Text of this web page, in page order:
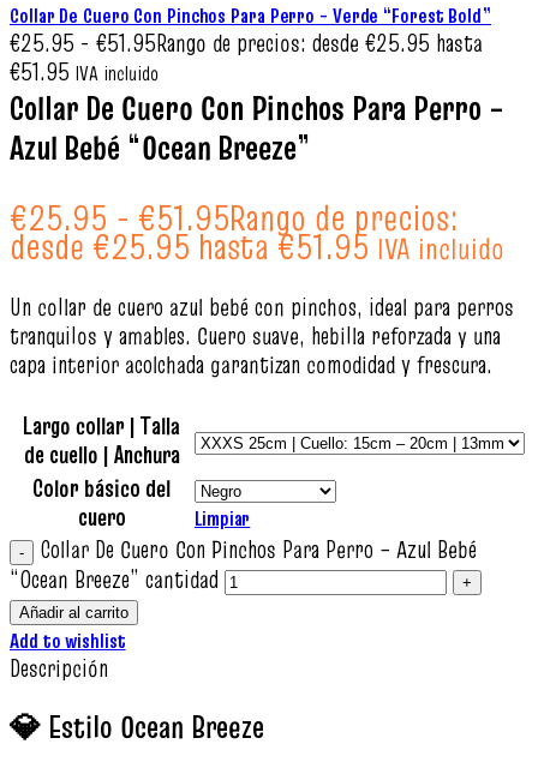
Collar De Cuero Con Pinchos Para Perro – Verde “Forest Bold”
€25.95 - €51.95Rango de precios: desde €25.95 hasta
€51.95 IVA incluido
Collar De Cuero Con Pinchos Para Perro –
Azul Bebé “Ocean Breeze”
€25.95 - €51.95Rango de precios:
desde €25.95 hasta €51.95 IVA incluido
Un collar de cuero azul bebé con pinchos, ideal para perros
tranquilos y amables. Cuero suave, hebilla reforzada y una
capa interior acolchada garantizan comodidad y frescura.
Largo collar | Talla
de cuello | Anchura
Color básico del
cuero
Limpiar
Collar De Cuero Con Pinchos Para Perro – Azul Bebé
“Ocean Breeze” cantidad
Añadir al carrito
Add to wishlist
Descripción
💎 Estilo Ocean Breeze